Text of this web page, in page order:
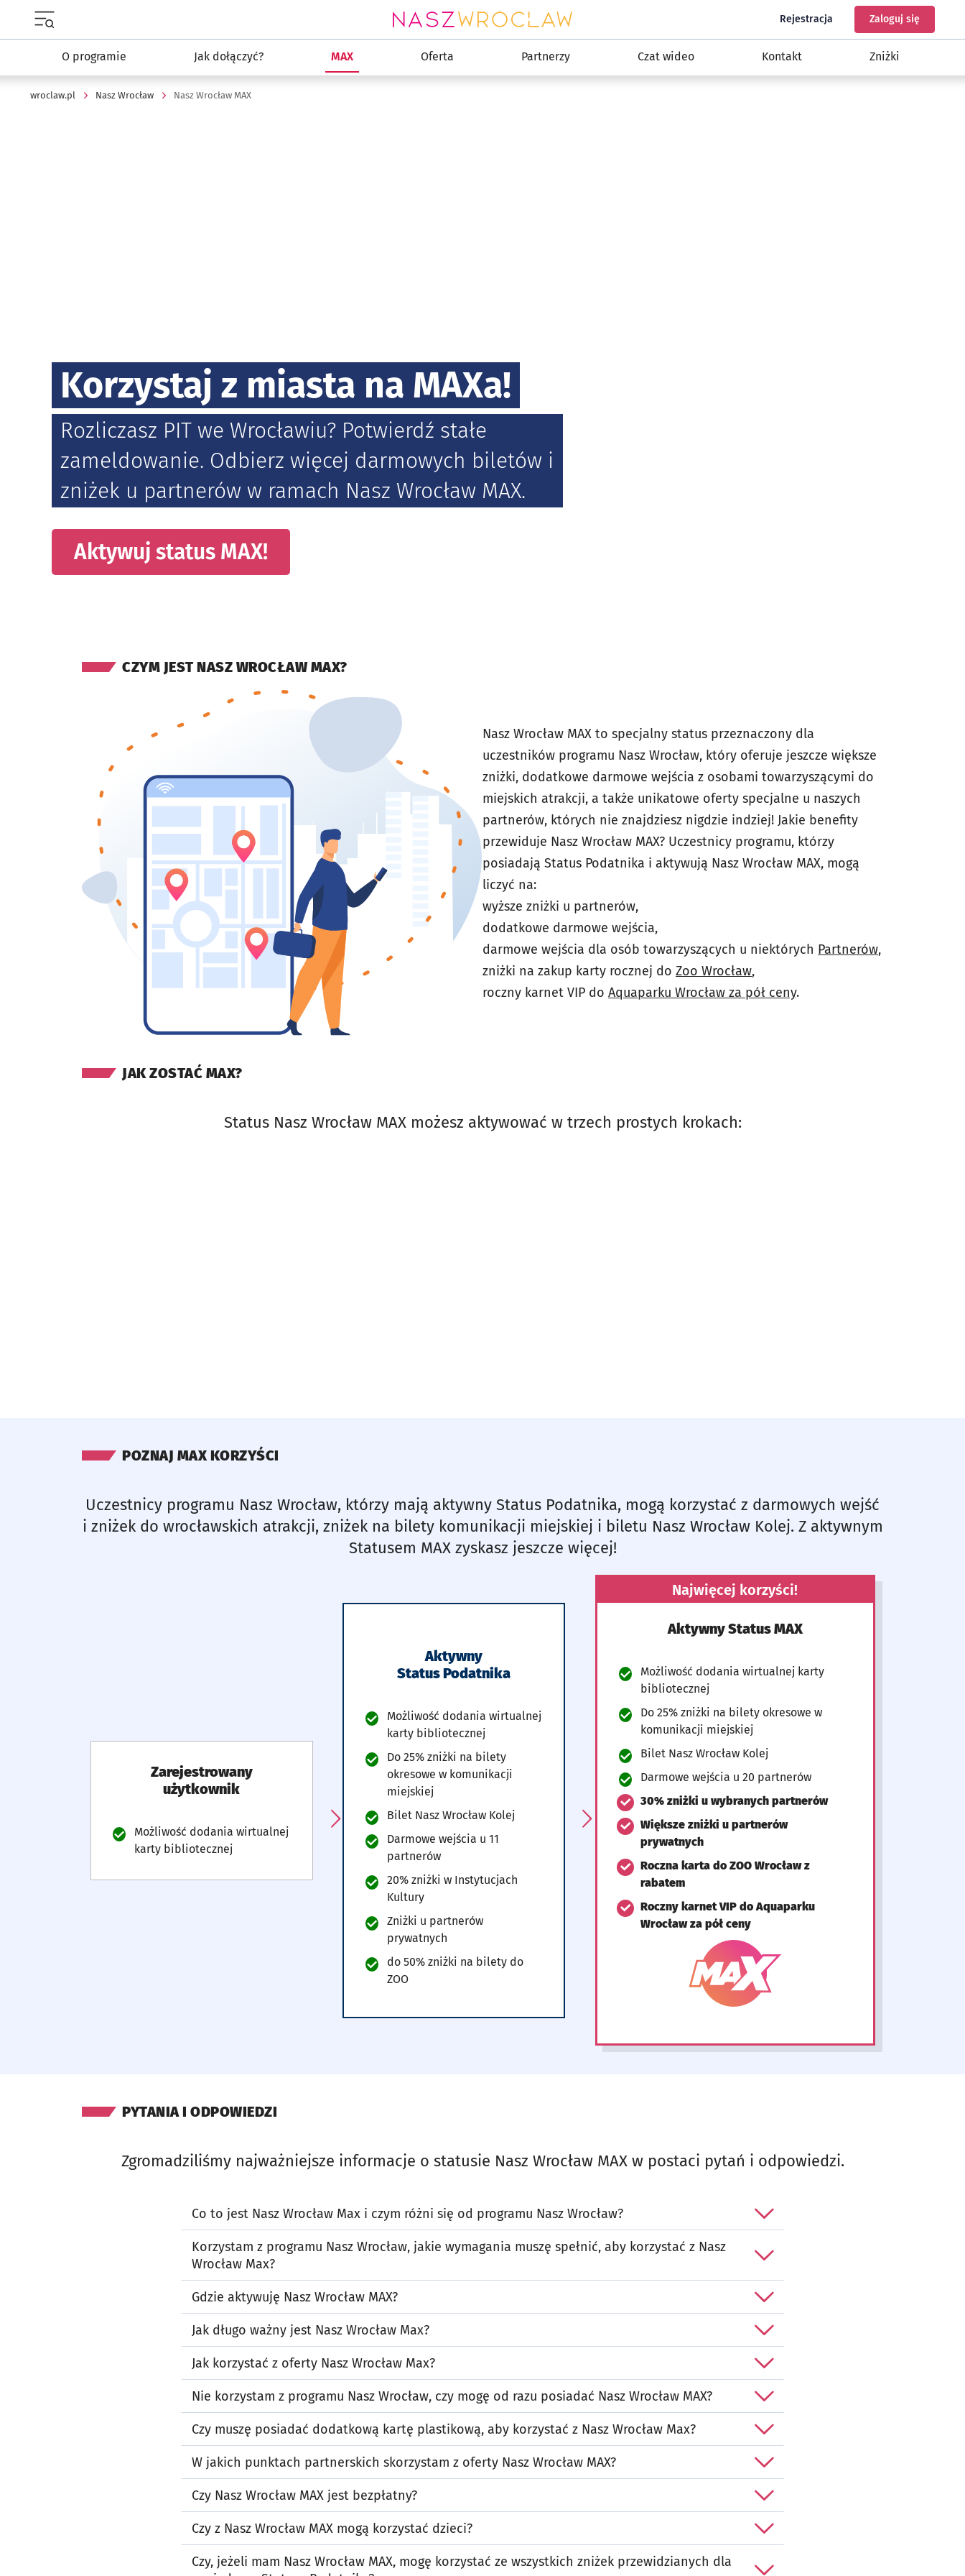
Rejestracja do programu Nasz Wrocław
Zaloguj siędo konta
O programie Jak dołączyć? MAX Oferta Partnerzy Czat wideo Kontakt Zniżki
wroclaw.pl Nasz Wrocław Nasz Wrocław MAX
Korzystaj z miasta na MAXa!
Rozliczasz PIT we Wrocławiu? Potwierdź stałe
zameldowanie. Odbierz więcej darmowych biletów i
zniżek u partnerów w ramach Nasz Wrocław MAX.
Aktywuj status MAX!
CZYM JEST NASZ WROCŁAW MAX?
Nasz Wrocław MAX to specjalny status przeznaczony dla
uczestników programu Nasz Wrocław, który oferuje jeszcze większe
zniżki, dodatkowe darmowe wejścia z osobami towarzyszącymi do
miejskich atrakcji, a także unikatowe oferty specjalne u naszych
partnerów, których nie znajdziesz nigdzie indziej! Jakie benefity
przewiduje Nasz Wrocław MAX? Uczestnicy programu, którzy
posiadają Status Podatnika i aktywują Nasz Wrocław MAX, mogą
liczyć na:
wyższe zniżki u partnerów,
dodatkowe darmowe wejścia,
darmowe wejścia dla osób towarzyszących u niektórych Partnerów,
zniżki na zakup karty rocznej do Zoo Wrocław,
roczny karnet VIP do Aquaparku Wrocław za pół ceny.
JAK ZOSTAĆ MAX?
Status Nasz Wrocław MAX możesz aktywować w trzech prostych krokach:
POZNAJ MAX KORZYŚCI
Uczestnicy programu Nasz Wrocław, którzy mają aktywny Status Podatnika, mogą korzystać z darmowych wejść
i zniżek do wrocławskich atrakcji, zniżek na bilety komunikacji miejskiej i biletu Nasz Wrocław Kolej. Z aktywnym
Statusem MAX zyskasz jeszcze więcej!
Zarejestrowany
użytkownik
Możliwość dodania wirtualnej
karty bibliotecznej
Aktywny
Status Podatnika
Lista koszyści w tym wariancie
Możliwość dodania wirtualnej
karty bibliotecznej
Do 25% zniżki na bilety
okresowe w komunikacji
miejskiej
Bilet Nasz Wrocław Kolej
Darmowe wejścia u 11
partnerów
20% zniżki w Instytucjach
Kultury
Zniżki u partnerów
prywatnych
do 50% zniżki na bilety do
ZOO
Najwięcej korzyści!
Aktywny Status MAX
Możliwość dodania wirtualnej karty
bibliotecznej
Do 25% zniżki na bilety okresowe w
komunikacji miejskiej
Bilet Nasz Wrocław Kolej
Darmowe wejścia u 20 partnerów
30% zniżki u wybranych partnerów
Większe zniżki u partnerów
prywatnych
Roczna karta do ZOO Wrocław z
rabatem
Roczny karnet VIP do Aquaparku
Wrocław za pół ceny
PYTANIA I ODPOWIEDZI
Zgromadziliśmy najważniejsze informacje o statusie Nasz Wrocław MAX w postaci pytań i odpowiedzi.
Co to jest Nasz Wrocław Max i czym różni się od programu Nasz Wrocław?
Korzystam z programu Nasz Wrocław, jakie wymagania muszę spełnić, aby korzystać z Nasz
Wrocław Max?
Gdzie aktywuję Nasz Wrocław MAX?
Jak długo ważny jest Nasz Wrocław Max?
Jak korzystać z oferty Nasz Wrocław Max?
Nie korzystam z programu Nasz Wrocław, czy mogę od razu posiadać Nasz Wrocław MAX?
Czy muszę posiadać dodatkową kartę plastikową, aby korzystać z Nasz Wrocław Max?
W jakich punktach partnerskich skorzystam z oferty Nasz Wrocław MAX?
Czy Nasz Wrocław MAX jest bezpłatny?
Czy z Nasz Wrocław MAX mogą korzystać dzieci?
Czy, jeżeli mam Nasz Wrocław MAX, mogę korzystać ze wszystkich zniżek przewidzianych dla